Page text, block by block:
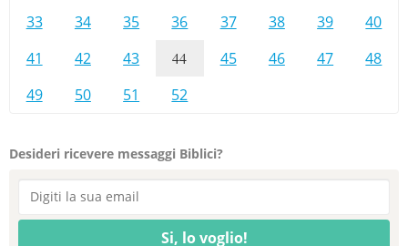
33
34 35 36 37 38 39
40
41
42 43 44 45 46 47
48
49
50 51 52
Desideri ricevere messaggi Biblici?